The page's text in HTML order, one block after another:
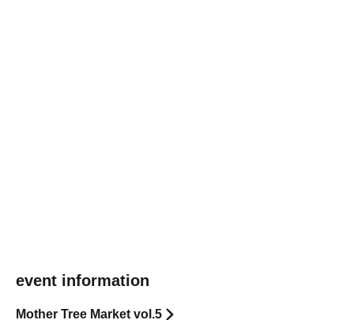
event information
Mother Tree Market vol.5